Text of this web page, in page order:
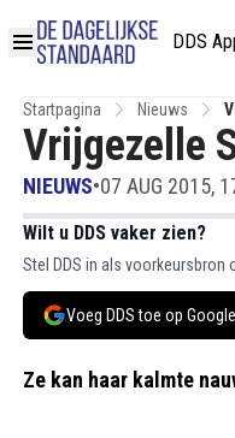
DDS
Startpagina Nieuws
Vrijgezelle
NIEUWS•07 AUG 2015,
Wilt u DDS vaker zien?
Stel DDS in als voorkeursbron
Voeg DDS toe op Google
Ze kan haar kalmte